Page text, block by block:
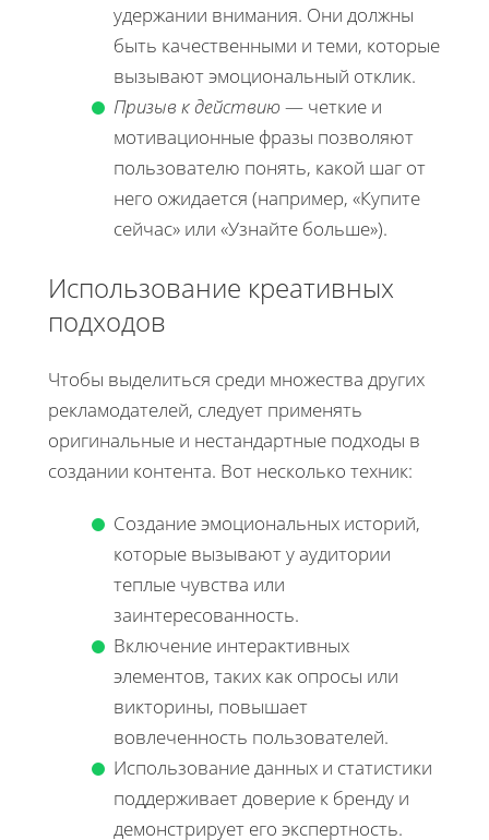
удержании внимания. Они должны
быть качественными и теми, которые
вызывают эмоциональный отклик.
Призыв к действию — четкие и
мотивационные фразы позволяют
пользователю понять, какой шаг от
него ожидается (например, «Купите
сейчас» или «Узнайте больше»).
Использование креативных
подходов
Чтобы выделиться среди множества других
рекламодателей, следует применять
оригинальные и нестандартные подходы в
создании контента. Вот несколько техник:
Создание эмоциональных историй,
которые вызывают у аудитории
теплые чувства или
заинтересованность.
Включение интерактивных
элементов, таких как опросы или
викторины, повышает
вовлеченность пользователей.
Использование данных и статистики
поддерживает доверие к бренду и
демонстрирует его экспертность.